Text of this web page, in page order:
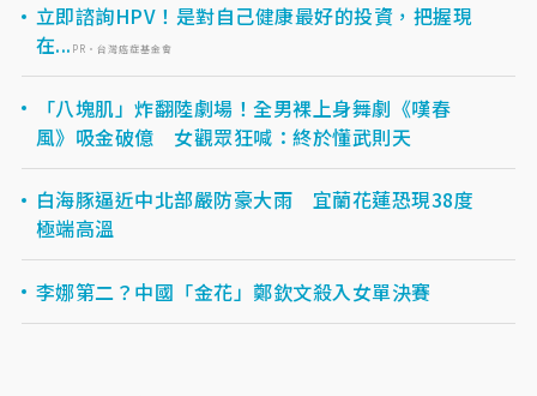
立即諮詢HPV！是對自己健康最好的投資，把握現
在... PR・台灣癌症基金會
「八塊肌」炸翻陸劇場！全男裸上身舞劇《嘆春
風》吸金破億 女觀眾狂喊：終於懂武則天
白海豚逼近中北部嚴防豪大雨 宜蘭花蓮恐現38度
極端高溫
李娜第二？中國「金花」鄭欽文殺入女單決賽